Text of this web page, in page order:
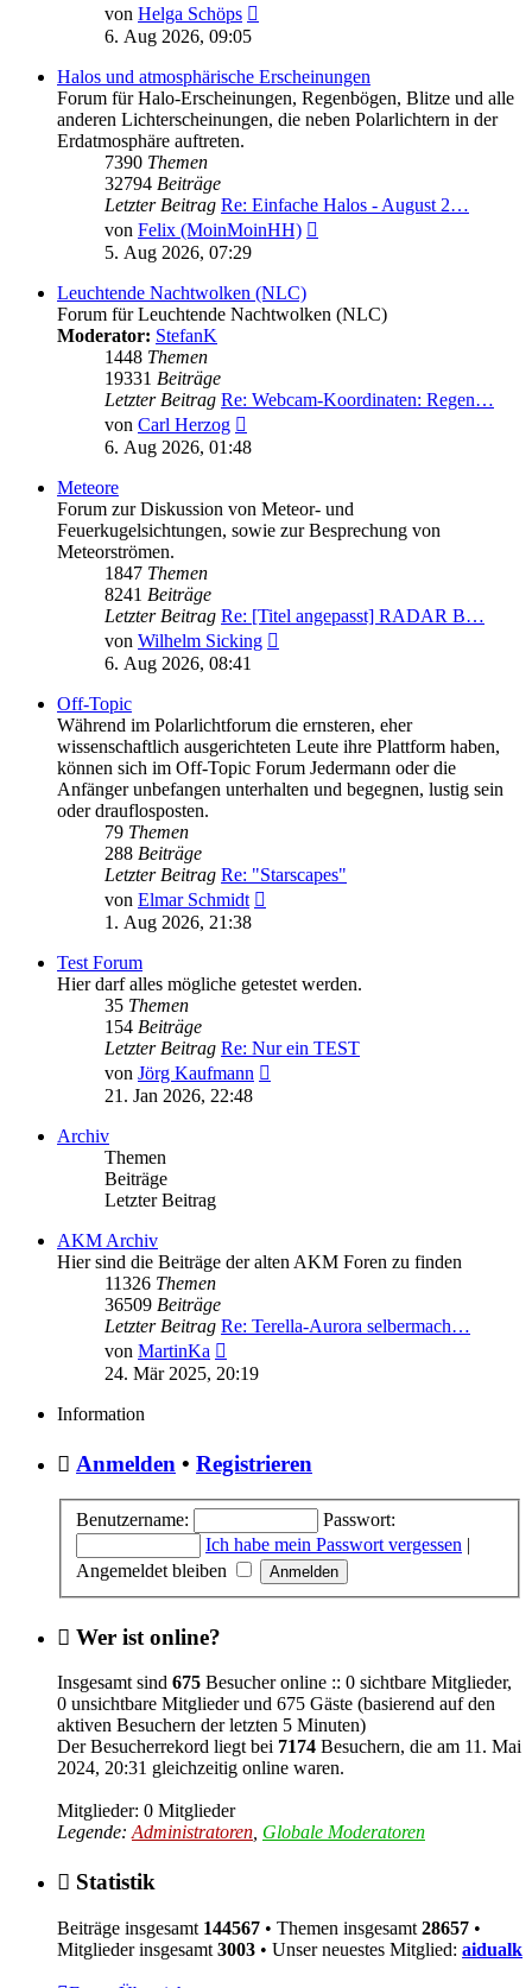
von Helga Schöps
6. Aug 2026, 09:05
Halos und atmosphärische Erscheinungen
Forum für Halo-Erscheinungen, Regenbögen, Blitze und alle
anderen Lichterscheinungen, die neben Polarlichtern in der
Erdatmosphäre auftreten.
7390 Themen
32794 Beiträge
Letzter Beitrag Re: Einfache Halos - August 2…
von Felix (MoinMoinHH)
5. Aug 2026, 07:29
Leuchtende Nachtwolken (NLC)
Forum für Leuchtende Nachtwolken (NLC)
Moderator: StefanK
1448 Themen
19331 Beiträge
Letzter Beitrag Re: Webcam-Koordinaten: Regen…
von Carl Herzog
Beitrag
6. Aug 2026, 01:48
Meteore
Forum zur Diskussion von Meteor- und
Feuerkugelsichtungen, sowie zur Besprechung von
Meteorströmen.
1847 Themen
8241 Beiträge
Letzter Beitrag Re: [Titel angepasst] RADAR B…
von Wilhelm Sicking
6. Aug 2026, 08:41
Off-Topic
Während im Polarlichtforum die ernsteren, eher
wissenschaftlich ausgerichteten Leute ihre Plattform haben,
können sich im Off-Topic Forum Jedermann oder die
Anfänger unbefangen unterhalten und begegnen, lustig sein
oder drauflosposten.
79 Themen
288 Beiträge
Letzter Beitrag Re: "Starscapes"
von Elmar Schmidt
1. Aug 2026, 21:38
Test Forum
Hier darf alles mögliche getestet werden.
35 Themen
154 Beiträge
Letzter Beitrag Re: Nur ein TEST
von Jörg Kaufmann
21. Jan 2026, 22:48
Archiv
Themen
Beiträge
Letzter Beitrag
AKM Archiv
Hier sind die Beiträge der alten AKM Foren zu finden
11326 Themen
36509 Beiträge
Letzter Beitrag Re: Terella-Aurora selbermach…
von MartinKa
Beitrag
24. Mär 2025, 20:19
Information
Anmelden • Registrieren
Benutzername:
Passwort:
Ich habe mein Passwort vergessen |
Angemeldet bleiben
Wer ist online?
Insgesamt sind 675 Besucher online :: 0 sichtbare Mitglieder,
0 unsichtbare Mitglieder und 675 Gäste (basierend auf den
aktiven Besuchern der letzten 5 Minuten)
Der Besucherrekord liegt bei 7174 Besuchern, die am 11. Mai
2024, 20:31 gleichzeitig online waren.
Mitglieder: 0 Mitglieder
Legende: Administratoren Globale Moderatoren
Statistik
Beiträge insgesamt 144567 • Themen insgesamt 28657 •
Mitglieder insgesamt 3003 • Unser neuestes Mitglied: aidualk